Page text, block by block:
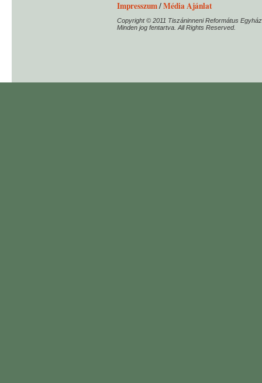
Impresszum/Média Ajánlat
Copyright © 2011 Tiszáninneni Református
Minden jog fentartva. All Rights Reserved.